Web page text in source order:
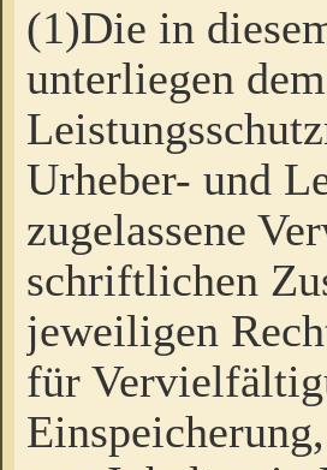
(1)Die in
unterliegen
Urheber- und
zugelassene
schriftlichen
jeweiligen
für